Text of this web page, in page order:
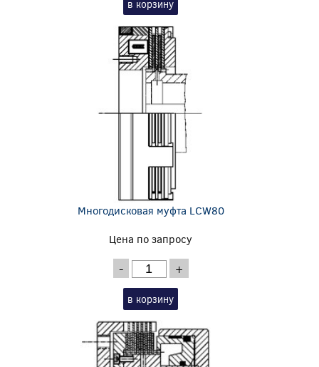
в корзину
Многодисковая муфта LCW80
Цена по запросу
- +
в корзину